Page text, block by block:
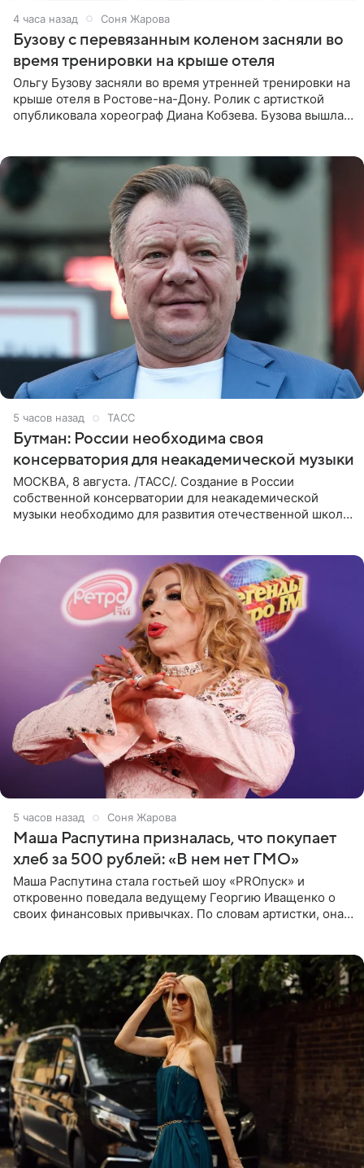
4 часа назад Соня Жарова
Бузову с перевязанным коленом засняли во
время тренировки на крыше отеля
Ольгу Бузову засняли во время утренней тренировки на
крыше отеля в Ростове-на-Дону. Ролик с артисткой
опубликовала хореограф Диана Кобзева. Бузова вышла
5 часов назад ТАСС
Бутман: России необходима своя
консерватория для неакадемической музыки
МОСКВА, 8 августа. /ТАСС/. Создание в России
собственной консерватории для неакадемической
музыки необходимо для развития отечественной школы
5 часов назад Соня Жарова
Маша Распутина призналась, что покупает
хлеб за 500 рублей: «В нем нет ГМО»
Маша Распутина стала гостьей шоу «PROпуск» и
откровенно поведала ведущему Георгию Иващенко о
своих финансовых привычках. По словам артистки, она